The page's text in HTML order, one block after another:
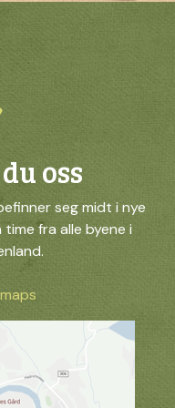
oss
seg midt i nye
fra alle byene i